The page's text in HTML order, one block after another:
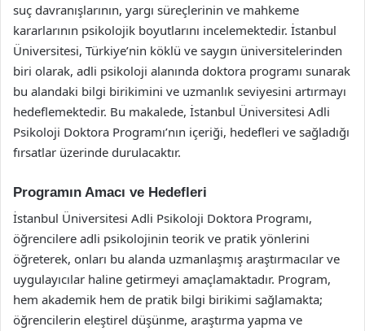
suç davranışlarının, yargı süreçlerinin ve mahkeme
kararlarının psikolojik boyutlarını incelemektedir. İstanbul
Üniversitesi, Türkiye’nin köklü ve saygın üniversitelerinden
biri olarak, adli psikoloji alanında doktora programı sunarak
bu alandaki bilgi birikimini ve uzmanlık seviyesini artırmayı
hedeflemektedir. Bu makalede, İstanbul Üniversitesi Adli
Psikoloji Doktora Programı’nın içeriği, hedefleri ve sağladığı
fırsatlar üzerinde durulacaktır.
Programın Amacı ve Hedefleri
İstanbul Üniversitesi Adli Psikoloji Doktora Programı,
öğrencilere adli psikolojinin teorik ve pratik yönlerini
öğreterek, onları bu alanda uzmanlaşmış araştırmacılar ve
uygulayıcılar haline getirmeyi amaçlamaktadır. Program,
hem akademik hem de pratik bilgi birikimi sağlamakta;
öğrencilerin eleştirel düşünme, araştırma yapma ve